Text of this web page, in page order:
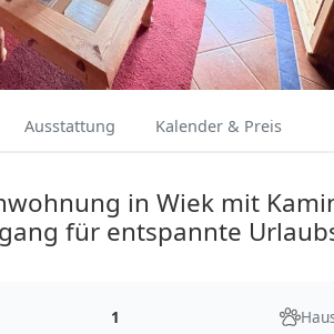
Ausstattung Kalender & Preis
in Wiek mit
für entspannte
1